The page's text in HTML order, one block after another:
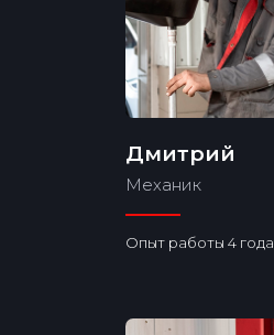
Дмитрий
Механик
Опыт работы 4 года